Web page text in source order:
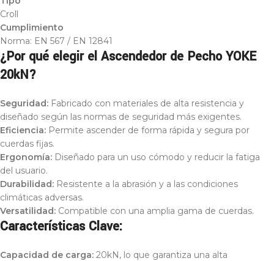
Croll
Cumplimiento
Norma: EN 567 / EN 12841
¿Por qué elegir el Ascendedor de Pecho YOKE
20kN?
Seguridad: Fabricado con materiales de alta resistencia y
diseñado según las normas de seguridad más exigentes.
Eficiencia: Permite ascender de forma rápida y segura por
cuerdas fijas.
Ergonomía: Diseñado para un uso cómodo y reducir la fatiga
del usuario.
Durabilidad: Resistente a la abrasión y a las condiciones
climáticas adversas.
Versatilidad: Compatible con una amplia gama de cuerdas.
Características Clave:
Capacidad de carga: 20kN, lo que garantiza una alta